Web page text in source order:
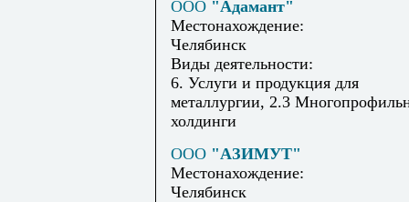
ООО "Адамант"
Местонахождение:
Челябинск
Виды деятельности:
6. Услуги и продукция для
металлургии, 2.3
холдинги
ООО "АЗИМУТ"
Местонахождение:
Челябинск